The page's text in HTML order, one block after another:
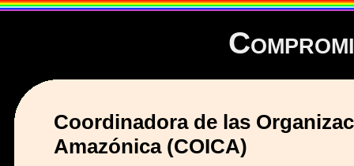
Coordinadora de las
Amazónica (COICA)